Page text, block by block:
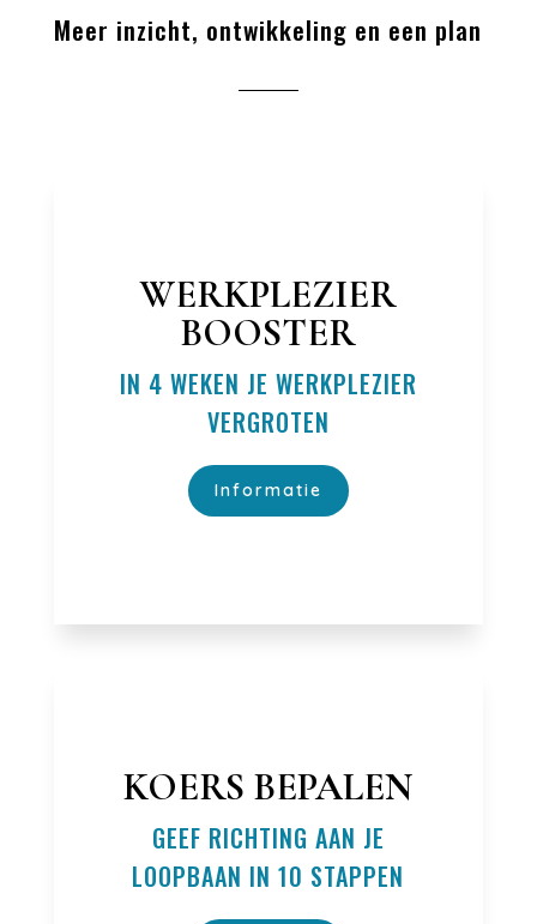
Meer inzicht, ontwikkeling en een plan
WERKPLEZIER
BOOSTER
IN 4 WEKEN JE WERKPLEZIER
VERGROTEN
Informatie
KOERS BEPALEN
GEEF RICHTING AAN JE
LOOPBAAN IN 10 STAPPEN